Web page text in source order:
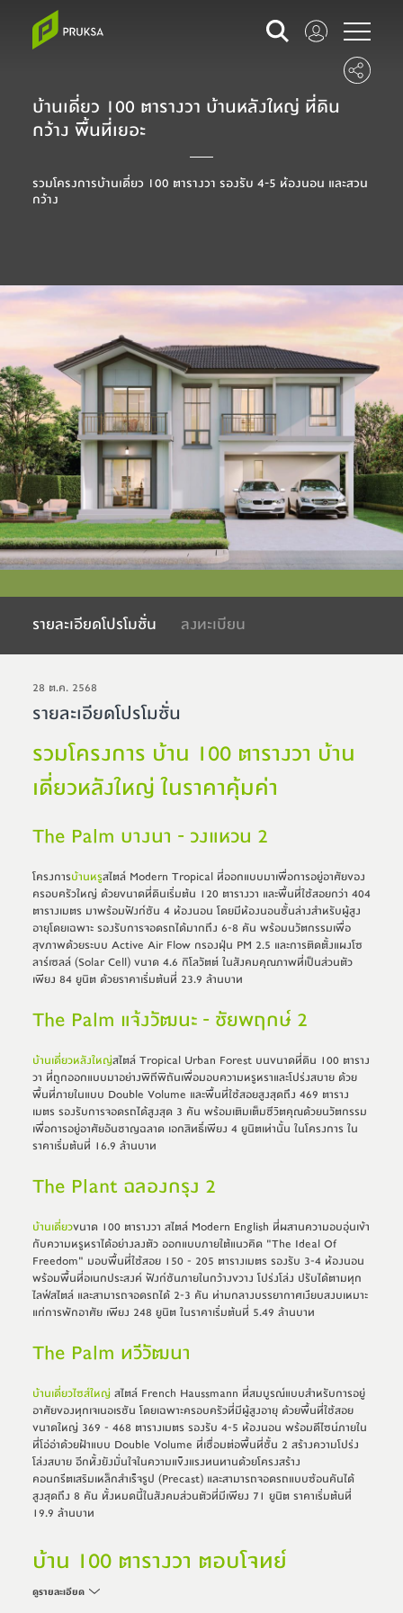
บ้านเดี่ยว 100 ตารางวา บ้านหลังใหญ่ ที่ดิน
กว้าง พื้นที่เยอะ
รวมโครงการบ้านเดี่ยว 100 ตารางวา รองรับ 4-5 ห้องนอน และสวน
กว้าง
รายละเอียดโปรโมชั่น ลงทะเบียน
28 ต.ค. 2568
รายละเอียดโปรโมชั่น
รวมโครงการ บ้าน 100 ตารางวา บ้าน
เดี่ยวหลังใหญ่ ในราคาคุ้มค่า
The Palm บางนา - วงแหวน 2
โครงการบ้านหรูสไตล์ Modern Tropical ที่ออกแบบมาเพื่อการอยู่อาศัยของ
ครอบครัวใหญ่ ด้วยขนาดที่ดินเริ่มต้น 120 ตารางวา และพื้นที่ใช้สอยกว่า 404
ตารางเมตร มาพร้อมฟังก์ชัน 4 ห้องนอน โดยมีห้องนอนชั้นล่างสำหรับผู้สูง
อายุโดยเฉพาะ รองรับการจอดรถได้มากถึง 6-8 คัน พร้อมนวัตกรรมเพื่อ
สุขภาพด้วยระบบ Active Air Flow กรองฝุ่น PM 2.5 และการติดตั้งแผงโซ
ลาร์เซลล์ (Solar Cell) ขนาด 4.6 กิโลวัตต์ ในสังคมคุณภาพที่เป็นส่วนตัว
เพียง 84 ยูนิต ด้วยราคาเริ่มต้นที่ 23.9 ล้านบาท
The Palm แจ้งวัฒนะ - ชัยพฤกษ์ 2
บ้านเดี่ยวหลังใหญ่สไตล์ Tropical Urban Forest บนขนาดที่ดิน 100 ตาราง
วา ที่ถูกออกแบบมาอย่างพิถีพิถันเพื่อมอบความหรูหราและโปร่งสบาย ด้วย
พื้นที่ภายในแบบ Double Volume และพื้นที่ใช้สอยสูงสุดถึง 469 ตาราง
เมตร รองรับการจอดรถได้สูงสุด 3 คัน พร้อมเติมเต็มชีวิตคุณด้วยนวัตกรรม
เพื่อการอยู่อาศัยอันชาญฉลาด เอกสิทธิ์เพียง 4 ยูนิตเท่านั้น ในโครงการ ใน
ราคาเริ่มต้นที่ 16.9 ล้านบาท
The Plant ฉลองกรุง 2
บ้านเดี่ยวขนาด 100 ตารางวา สไตล์ Modern English ที่ผสานความอบอุ่นเข้า
กับความหรูหราได้อย่างลงตัว ออกแบบภายใต้แนวคิด "The Ideal Of
Freedom" มอบพื้นที่ใช้สอย 150 - 205 ตารางเมตร รองรับ 3-4 ห้องนอน
พร้อมพื้นที่อเนกประสงค์ ฟังก์ชันภายในกว้างขวาง โปร่งโล่ง ปรับได้ตามทุก
ไลฟ์สไตล์ และสามารถจอดรถได้ 2-3 คัน ท่ามกลางบรรยากาศเงียบสงบเหมาะ
แก่การพักอาศัย เพียง 248 ยูนิต ในราคาเริ่มต้นที่ 5.49 ล้านบาท
The Palm ทวีวัฒนา
บ้านเดี่ยวไซส์ใหญ่ สไตล์ French Haussmann ที่สมบูรณ์แบบสำหรับการอยู่
อาศัยของทุกเจเนอเรชัน โดยเฉพาะครอบครัวที่มีผู้สูงอายุ ด้วยพื้นที่ใช้สอย
ขนาดใหญ่ 369 - 468 ตารางเมตร รองรับ 4-5 ห้องนอน พร้อมดีไซน์ภายใน
ที่โอ่อ่าด้วยฝ้าแบบ Double Volume ที่เชื่อมต่อพื้นที่ชั้น 2 สร้างความโปร่ง
โล่งสบาย อีกทั้งยังมั่นใจในความแข็งแรงทนทานด้วยโครงสร้าง
คอนกรีตเสริมเหล็กสำเร็จรูป (Precast) และสามารถจอดรถแบบซ้อนคันได้
สูงสุดถึง 8 คัน ทั้งหมดนี้ในสังคมส่วนตัวที่มีเพียง 71 ยูนิต ราคาเริ่มต้นที่
19.9 ล้านบาท
บ้าน 100 ตารางวา ตอบโจทย์
ครอบครัวใหญ่ อยู่สบายทั้งครอบครัว
บ้าน 100 ตารางวา ตอบโจทย์
ครอบครัวใหญ่ อยู่สบายทั้งครอบครัว
ดูรายละเอียด